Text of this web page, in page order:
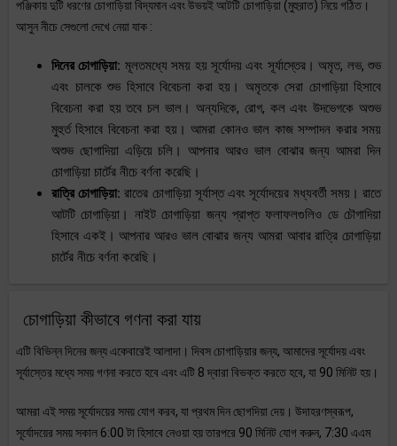
পঞ্জিকায় দুটি ধরণের চোগাড়িয়া বিদ্যমান এবং উভয়ই আটটি চোগাড়িয়া (মুহুরাত) নিয়ে গঠিত।
আসুন নীচে সেগুলো দেখে নেয়া যাক :
দিনের চোগাড়িয়া: মূলতমধ্যে সময় হয় সূর্যোদয় এবং সূর্যাস্তের। অমৃত, লভ, শুভ
এবং চালকে শুভ হিসাবে বিবেচনা করা হয়। অমৃতকে সেরা চোগাড়িয়া হিসাবে
বিবেচনা করা হয় তবে চল ভাল। অন্যদিকে, রোগ, কল এবং উদভেগকে অশুভ
মুহুর্ত হিসাবে বিবেচনা করা হয়। আমরা কোনও ভাল কাজ সম্পাদন করার সময়
অশুভ ছোগাদিয়া এড়িয়ে চলি। আপনার আরও ভাল বোঝার জন্য আমরা দিন
চোগাড়িয়া চার্টের নীচে বর্ণনা করেছি।
রাত্রি চোগাড়িয়া:রাতের চোগাড়িয়া সূর্যাস্ত এবং সূর্যোদয়ের মধ্যবর্তী সময়। রাতে
আটটি চোগাড়িয়া। নাইট চোগাড়িয়া জন্য প্রাপ্ত ফলাফলগুলিও ডে চৌগাদিয়া
হিসাবে একই। আপনার আরও ভাল বোঝার জন্য আমরা আবার রাত্রি চোগাড়িয়া
চার্টের নীচে বর্ণনা করেছি।
চোগাড়িয়া কীভাবে গণনা করা যায়
এটি বিভিন্ন দিনের জন্য একেবারেই আলাদা। দিবস চোগাড়িয়ার জন্য, আমাদের সূর্যোদয় এবং
সূর্যাস্তের মধ্যে সময় গণনা করতে হবে এবং এটি 8 দ্বারা বিভক্ত করতে হবে, যা 90 মিনিট হয়।
আমরা এই সময় সূর্যোদয়ের সময় যোগ করব, যা প্রথম দিন ছোগদিয়া দেয়। উদাহরণস্বরূপ,
সূর্যোদয়ের সময় সকাল 6:00 টা হিসাবে নেওয়া হয় তারপরে 90 মিনিট যোগ করুন, 7:30 এএম